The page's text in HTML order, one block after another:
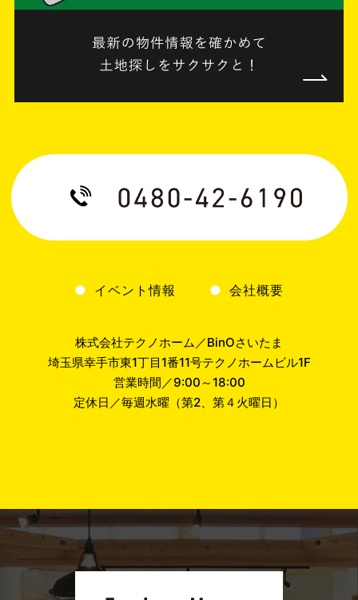
イベント情報 会社概要
株式会社テクノホーム／BinOさいたま
埼玉県幸手市東1丁目1番11号テクノホームビル1F
営業時間／9:00～18:00
定休日／毎週水曜（第2、第４火曜日）